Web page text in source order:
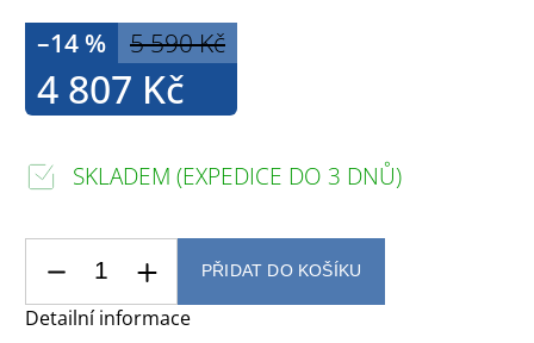
5 590 Kč
–14 %
4 807 Kč
SKLADEM (EXPEDICE DO 3 DNŮ)
PŘIDAT DO KOŠÍKU
Detailní informace